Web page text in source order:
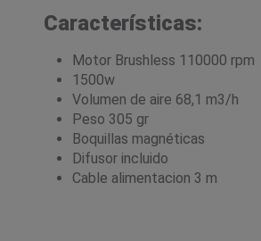
Características:
Motor Brushless 110000 rpm
1500w
Volumen de aire 68,1 m3/h
Peso 305 gr
Boquillas magnéticas
Difusor incluido
Cable alimentacion 3 m